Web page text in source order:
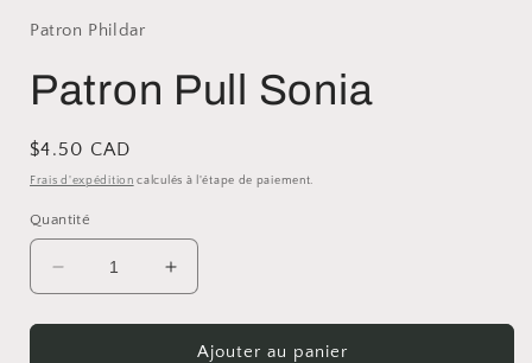
Patron Phildar
Patron Pull Sonia
Prix
habituel
$4.50 CAD
Frais d'expédition calculés à l'étape de paiement.
Quantité
Réduire
la
quantité
Augmenter
la
quantité
Ajouter au panier